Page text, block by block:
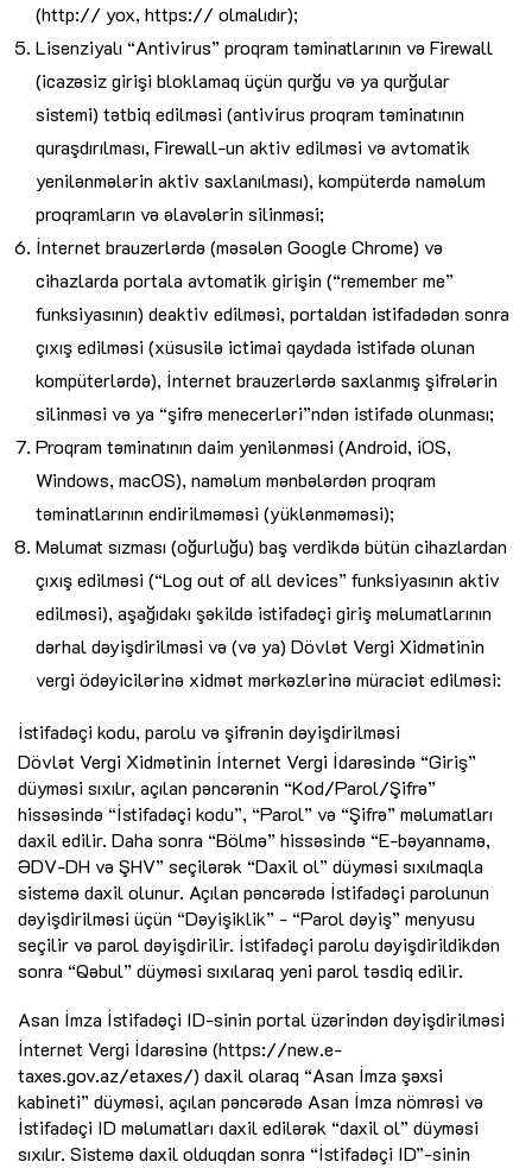
(http:// yox, https:// olmalıdır);
Lisenziyalı “Antivirus” proqram təminatlarının və Firewall
(icazəsiz girişi bloklamaq üçün qurğu və ya qurğular
sistemi) tətbiq edilməsi (antivirus proqram təminatının
quraşdırılması, Firewall-un aktiv edilməsi və avtomatik
yenilənmələrin aktiv saxlanılması), kompüterdə naməlum
proqramların və əlavələrin silinməsi;
İnternet brauzerlərdə (məsələn Google Chrome) və
cihazlarda portala avtomatik girişin (“remember me”
funksiyasının) deaktiv edilməsi, portaldan istifadədən sonra
çıxış edilməsi (xüsusilə ictimai qaydada istifadə olunan
kompüterlərdə), İnternet brauzerlərdə saxlanmış şifrələrin
silinməsi və ya “şifrə menecerləri”ndən istifadə olunması;
Proqram təminatının daim yenilənməsi (Android, iOS,
Windows, macOS), naməlum mənbələrdən proqram
təminatlarının endirilməməsi (yüklənməməsi);
Məlumat sızması (oğurluğu) baş verdikdə bütün cihazlardan
çıxış edilməsi (“Log out of all devices” funksiyasının aktiv
edilməsi), aşağıdakı şəkildə istifadəçi giriş məlumatlarının
dərhal dəyişdirilməsi və (və ya) Dövlət Vergi Xidmətinin
vergi ödəyicilərinə xidmət mərkəzlərinə müraciət edilməsi:
İstifadəçi kodu, parolu və şifrənin dəyişdirilməsi
Dövlət Vergi Xidmətinin İnternet Vergi İdarəsində “Giriş”
düyməsi sıxılır, açılan pəncərənin “Kod/Parol/Şifrə”
hissəsində “İstifadəçi kodu”, “Parol” və “Şifrə” məlumatları
daxil edilir. Daha sonra “Bölmə” hissəsində “E-bəyannamə,
ƏDV-DH və ŞHV” seçilərək “Daxil ol” düyməsi sıxılmaqla
sistemə daxil olunur. Açılan pəncərədə İstifadəçi parolunun
dəyişdirilməsi üçün “Dəyişiklik” - “Parol dəyiş” menyusu
seçilir və parol dəyişdirilir. İstifadəçi parolu dəyişdirildikdən
sonra “Qəbul” düyməsi sıxılaraq yeni parol təsdiq edilir.
Asan İmza İstifadəçi ID-sinin portal üzərindən dəyişdirilməsi
İnternet Vergi İdarəsinə (https://new.e-
taxes.gov.az/etaxes/) daxil olaraq “Asan İmza şəxsi
kabineti” düyməsi, açılan pəncərədə Asan İmza nömrəsi və
İstifadəçi ID məlumatları daxil edilərək “daxil ol” düyməsi
sıxılır. Sistemə daxil olduqdan sonra “İstifadəçi ID”-sinin